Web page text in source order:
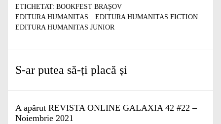
ETICHETAT: BOOKFEST BRAȘOV
EDITURA HUMANITAS
EDITURA HUMANITAS FICTION
EDITURA HUMANITAS JUNIOR
S-ar putea să-ți placă și
A apărut REVISTA ONLINE GALAXIA 42 #22 –
Noiembrie 2021